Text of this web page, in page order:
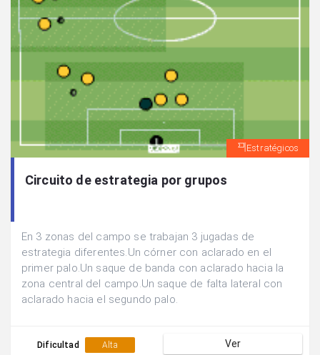
Estratégicos
Circuito de estrategia por grupos
En 3 zonas del campo se trabajan 3 jugadas de
estrategia diferentes.Un córner con aclarado en el
primer palo.Un saque de banda con aclarado hacia la
zona central del campo.Un saque de falta lateral con
aclarado hacia el segundo palo.
Dificultad Alta Ver